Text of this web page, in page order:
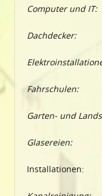
Computer und IT:
Dachdecker:
Fahrschulen:
Garten- und
Glasereien:
Installationen: